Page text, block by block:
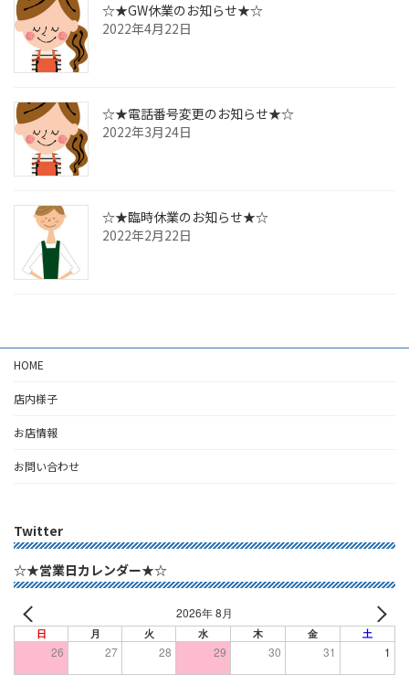
☆★GW休業のお知らせ★☆
2022年4月22日
☆★電話番号変更のお知らせ★☆
2022年3月24日
☆★臨時休業のお知らせ★☆
2022年2月22日
HOME
店内様子
お店情報
お問い合わせ
Twitter
☆★営業日カレンダー★☆
2026年 8月
日 月 火 水 木 金 土
26 27 28 29 30 31 1